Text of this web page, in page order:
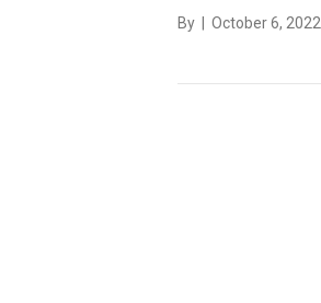
By October 6, 2022